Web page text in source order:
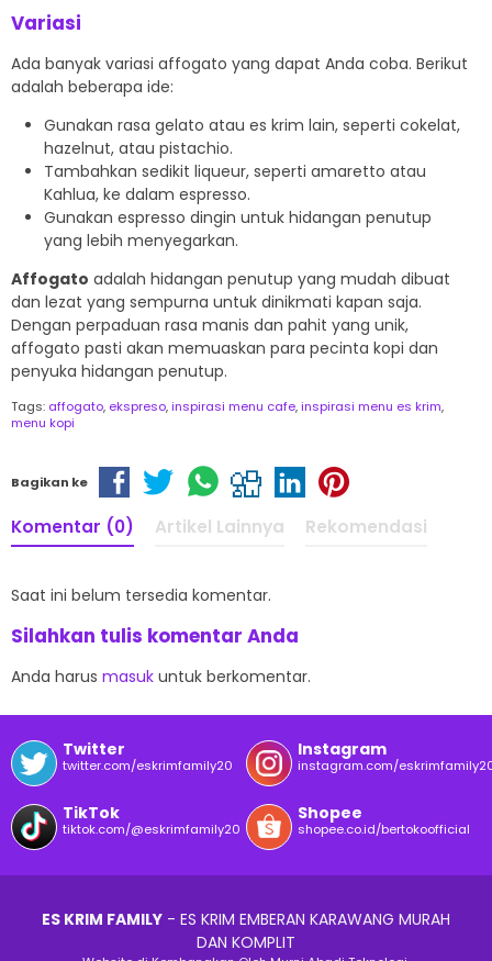
Variasi
Ada banyak variasi affogato yang dapat Anda coba. Berikut
adalah beberapa ide:
Gunakan rasa gelato atau es krim lain, seperti cokelat,
hazelnut, atau pistachio.
Tambahkan sedikit liqueur, seperti amaretto atau
Kahlua, ke dalam espresso.
Gunakan espresso dingin untuk hidangan penutup
yang lebih menyegarkan.
Affogato adalah hidangan penutup yang mudah dibuat
dan lezat yang sempurna untuk dinikmati kapan saja.
Dengan perpaduan rasa manis dan pahit yang unik,
affogato pasti akan memuaskan para pecinta kopi dan
penyuka hidangan penutup.
Tags: affogato, ekspreso,inspirasi menu cafe,inspirasi menu es krim,
menu kopi
Bagikan ke
Komentar (0) Artikel Lainnya Rekomendasi
Saat ini belum tersedia komentar.
Silahkan tulis komentar Anda
Anda harus masuk untuk berkomentar.
Twitter
twitter.com/eskrimfamily20
Instagram
instagram.com/
TikTok
tiktok.com/@eskrimfamily20
Shopee
shopee.co.id/bertokoofficial
ES KRIM FAMILY - ES KRIM EMBERAN KARAWANG MURAH
DAN KOMPLIT